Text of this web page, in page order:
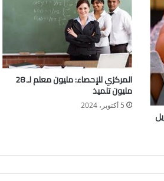
المركزي للإحصاء: مليون معلم لـ 28
مليون تلميذ
5 أكتوبر، 2024